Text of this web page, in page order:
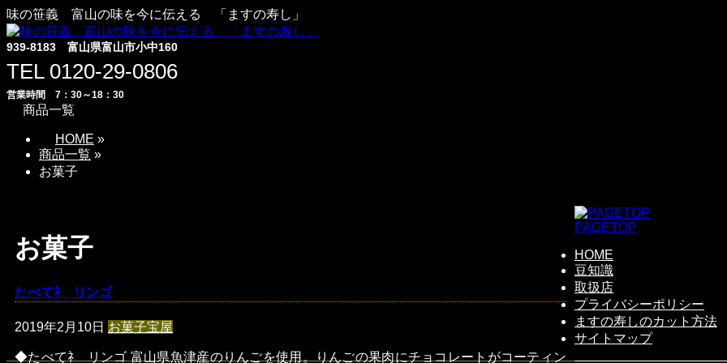
味の笹義 富山の味を今に伝える 「ますの寿し」
939-8183 富山県富山市小中160
TEL 0120-29-0806
営業時間 7：30～18：30
商品一覧
HOME »
商品一覧 »
お菓子
お菓子
たべてﾈ リンゴ
2019年2月10日 お菓子宝屋
◆たべてﾈ リンゴ 富山県魚津産のりんごを使用。りんごの果肉にチョコレートがコーティン
PAGETOP
HOME
豆知識
取扱店
プライバシーポリシー
ますの寿しのカット方法
サイトマップ